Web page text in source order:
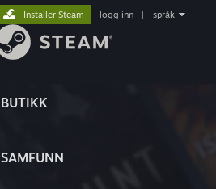
BUTIKK
SAMFUNN
Installer Steam logg inn språk